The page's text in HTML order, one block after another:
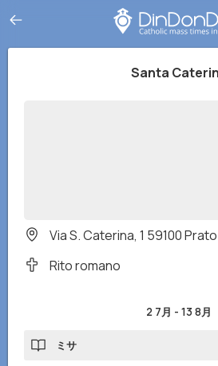
Santa
Via S. Caterina, 1 59100
Rito romano
2 7月 - 13 8月
ミサ